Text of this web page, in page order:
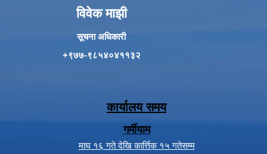
विवेक माझी
सूचना अधिकारी
+९७७-९८५४०४११३२
कार्यालय समय
गर्मीयाम
माघ १६ गते देखि कार्त्तिक १५ गतेसम्म